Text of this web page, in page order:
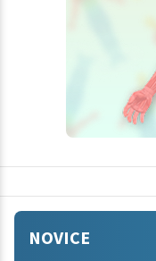
NOVICE